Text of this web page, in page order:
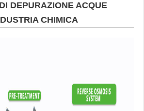
DEPURAZIONE ACQUE
CHIMICA